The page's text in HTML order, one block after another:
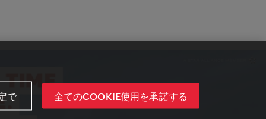
で 全てのCOOKIE使用を承諾する